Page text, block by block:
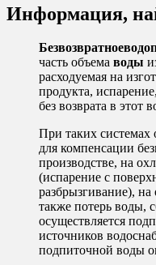
Информация,
Безвозвратное
часть объема воды
расходуемая на
продукта,
без возврата в этот
При таких системах
для компенсации
производстве, на
(испарение с
разбрызгивание),
также потерь воды,
осуществляется
источников
подпиточной воды